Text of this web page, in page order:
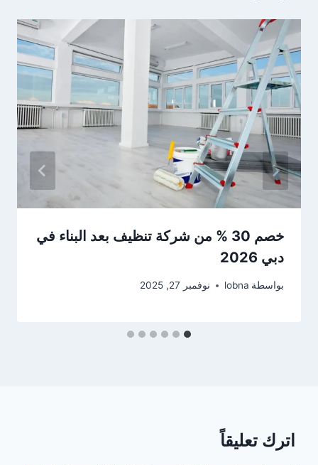
خصم 30 % من شركة تنظيف بعد البناء في
دبي 2026
بواسطة lobna نوفمبر 27, 2025
اترك تعليقاً